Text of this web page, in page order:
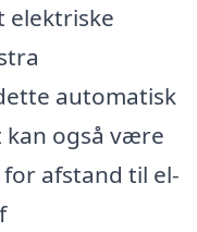
elektriske
automatisk
kan også være
afstand til el-